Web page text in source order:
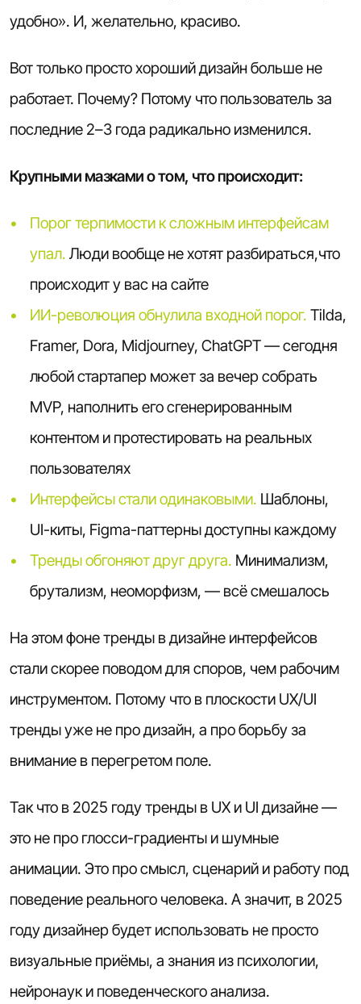
удобно». И, желательно, красиво.
Вот только просто хороший дизайн больше не
работает. Почему? Потому что пользователь за
последние 2–3 года радикально изменился.
Крупными мазками о том, что происходит:
Порог терпимости к сложным интерфейсам
упал. Люди вообще не хотят разбираться,что
происходит у вас на сайте
ИИ-революция обнулила входной порог. Tilda,
Framer, Dora, Midjourney, ChatGPT — сегодня
любой стартапер может за вечер собрать
MVP, наполнить его сгенерированным
контентом и протестировать на реальных
пользователях
Интерфейсы стали одинаковыми. Шаблоны,
UI-киты, Figma-паттерны доступны каждому
Тренды обгоняют друг друга. Минимализм,
брутализм, неоморфизм, — всё смешалось
На этом фоне тренды в дизайне интерфейсов
стали скорее поводом для споров, чем рабочим
инструментом. Потому что в плоскости UX/UI
тренды уже не про дизайн, а про борьбу за
внимание в перегретом поле.
Так что в 2025 году тренды в UX и UI дизайне —
это не про глосси-градиенты и шумные
анимации. Это про смысл, сценарий и работу под
поведение реального человека. А значит, в 2025
году дизайнер будет использовать не просто
визуальные приёмы, а знания из психологии,
нейронаук и поведенческого анализа.